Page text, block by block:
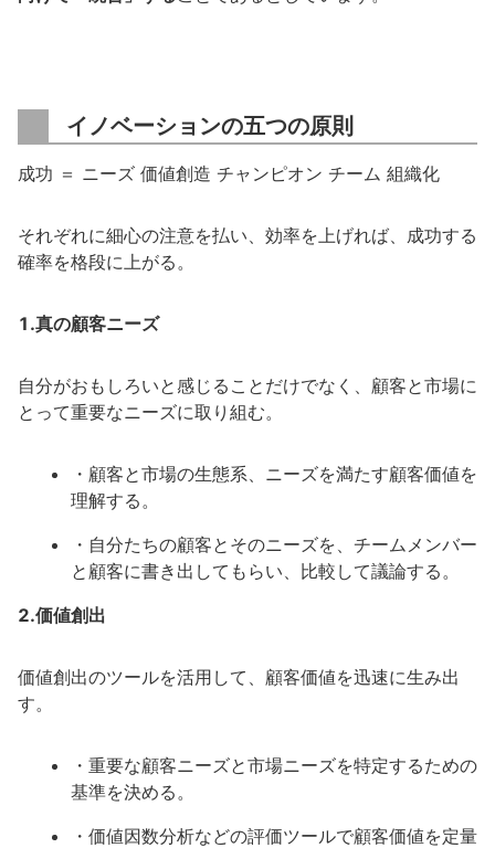
イノベーションの五つの原則
成功 ＝ ニーズ 価値創造 チャンピオン チーム 組織化
それぞれに細心の注意を払い、効率を上げれば、成功する
確率を格段に上がる。
1.真の顧客ニーズ
自分がおもしろいと感じることだけでなく、顧客と市場に
とって重要なニーズに取り組む。
・顧客と市場の生態系、ニーズを満たす顧客価値を
理解する。
・自分たちの顧客とそのニーズを、チームメンバー
と顧客に書き出してもらい、比較して議論する。
2.価値創出
価値創出のツールを活用して、顧客価値を迅速に生み出
す。
・重要な顧客ニーズと市場ニーズを特定するための
基準を決める。
・価値因数分析などの評価ツールで顧客価値を定量